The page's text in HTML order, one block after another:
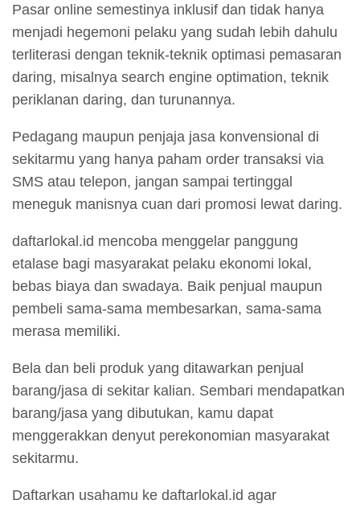
Pasar online semestinya inklusif dan tidak hanya
menjadi hegemoni pelaku yang sudah lebih dahulu
terliterasi dengan teknik-teknik optimasi pemasaran
daring, misalnya search engine optimation, teknik
periklanan daring, dan turunannya.
Pedagang maupun penjaja jasa konvensional di
sekitarmu yang hanya paham order transaksi via
SMS atau telepon, jangan sampai tertinggal
meneguk manisnya cuan dari promosi lewat daring.
daftarlokal.id mencoba menggelar panggung
etalase bagi masyarakat pelaku ekonomi lokal,
bebas biaya dan swadaya. Baik penjual maupun
pembeli sama-sama membesarkan, sama-sama
merasa memiliki.
Bela dan beli produk yang ditawarkan penjual
barang/jasa di sekitar kalian. Sembari mendapatkan
barang/jasa yang dibutukan, kamu dapat
menggerakkan denyut perekonomian masyarakat
sekitarmu.
Daftarkan usahamu ke daftarlokal.id agar